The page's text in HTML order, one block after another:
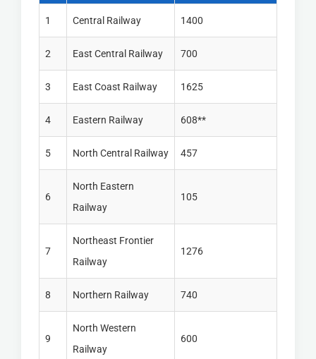
1 Central Railway 1400
2 East Central Railway 700
3 East Coast Railway 1625
4 Eastern Railway 608**
5 North Central Railway 457
6
North Eastern
Railway
105
7
Northeast Frontier
Railway
1276
8 Northern Railway 740
9
North Western
Railway
600